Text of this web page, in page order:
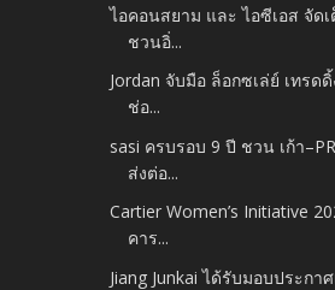
ไอคอนสยาม และ ไอซีเอส จัด
ชวนอิ่...
Jordan จับมือ ล็อกซเล่ย์ เทรด
ช่อ...
sasi ครบรอบ 9 ปี ชวน เก้า
ส่งต่อ...
Cartier Women’s Initiative
คาร...
Jiang Junkai ได้รับมอบประกา